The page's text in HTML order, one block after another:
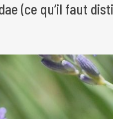
(ce qu’il faut